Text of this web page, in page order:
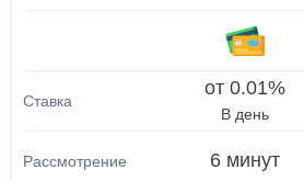
от 0.01%
В день
6 минут